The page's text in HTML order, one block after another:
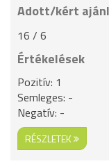
Adott/kért
16 / 6
Értékelések
Pozitív: 1
Semleges: -
Negatív: -
RÉSZLETEK